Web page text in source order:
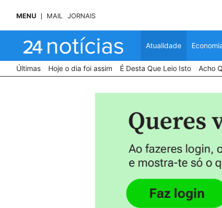
MENU MAIL JORNAIS
Atualidade
Últimas Hoje o dia foi assim É Desta Que Leio Isto Acho